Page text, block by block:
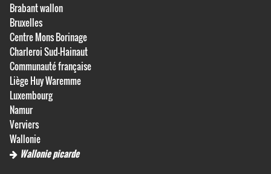
Brabant wallon
Bruxelles
Centre Mons Borinage
Charleroi Sud-Hainaut
Communauté française
Liège Huy Waremme
Luxembourg
Namur
Verviers
Wallonie
Wallonie picarde